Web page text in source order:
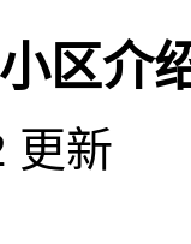
区介
更新